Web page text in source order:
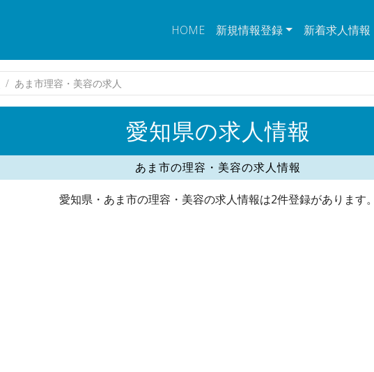
HOME 新規情報登録 新着求人情報
あま市理容・美容の求人
愛知県の求人情報
あま市の理容・美容の求人情報
愛知県・あま市の理容・美容の求人情報は2件登録があります。